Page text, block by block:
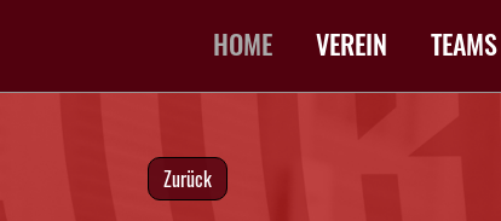
HOME VEREIN TEAMS
Zurück